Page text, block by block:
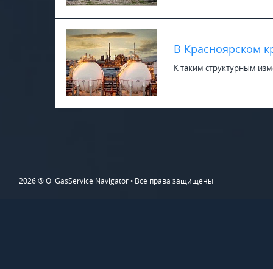
В Красноярском
К таким структурным
2026 ® OilGasService Navigator • Все права защищены